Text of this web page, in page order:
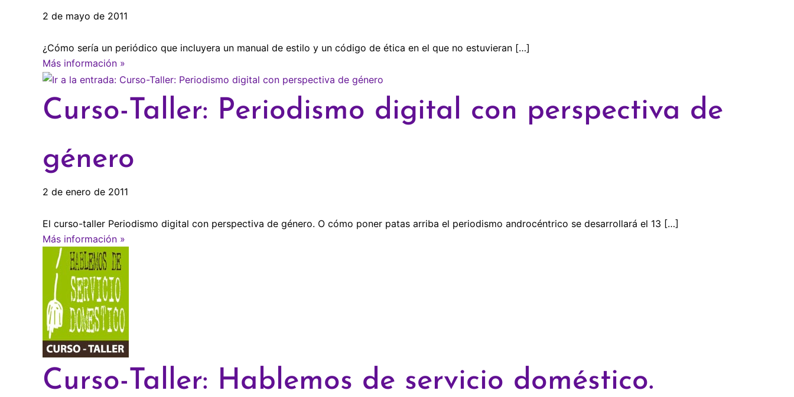
2 de mayo de 2011
¿Cómo sería un periódico que incluyera un manual de estilo y un código de ética en el que no estuvieran […]
Más información »
Curso-Taller: Periodismo digital con perspectiva de
género
2 de enero de 2011
El curso-taller Periodismo digital con perspectiva de género. O cómo poner patas arriba el periodismo androcéntrico se desarrollará el 13 […]
Más información »
Curso-Taller: Hablemos de servicio doméstico.